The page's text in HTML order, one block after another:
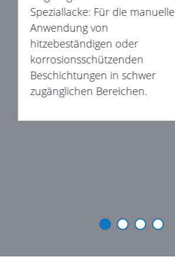
Speziallacke: Für die manuelle
Anwendung von
hitzebeständigen oder
korrosionsschützenden
Beschichtungen in schwer
zugänglichen Bereichen.